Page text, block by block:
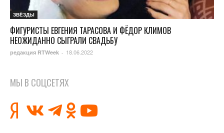
ЗВЁЗДЫ
ФИГУРИСТЫ ЕВГЕНИЯ ТАРАСОВА И ФЁДОР КЛИМОВ
НЕОЖИДАННО СЫГРАЛИ СВАДЬБУ
редакция RTWeek - 18.06.2022
МЫ В СОЦСЕТЯХ